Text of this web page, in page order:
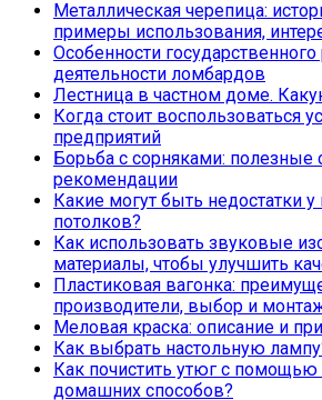
Металлическая черепица:
примеры использования,
Особенности
деятельности ломбардов
Лестница в частном доме.
Когда стоит воспользоваться
предприятий
Борьба с сорняками: полезные
рекомендации
Какие могут быть недостатки
потолков?
Как использовать звуковые
материалы, чтобы улучшить
Пластиковая вагонка:
производители, выбор и
Меловая краска: описание и
Как выбрать настольную
Как почистить утюг с
домашних способов?